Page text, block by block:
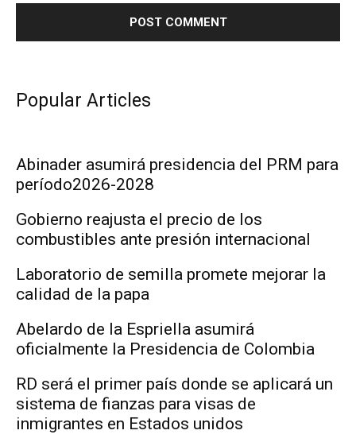
Popular Articles
Abinader asumirá presidencia del PRM para
período2026-2028
Gobierno reajusta el precio de los
combustibles ante presión internacional
Laboratorio de semilla promete mejorar la
calidad de la papa
Abelardo de la Espriella asumirá
oficialmente la Presidencia de Colombia
RD será el primer país donde se aplicará un
sistema de fianzas para visas de
inmigrantes en Estados unidos